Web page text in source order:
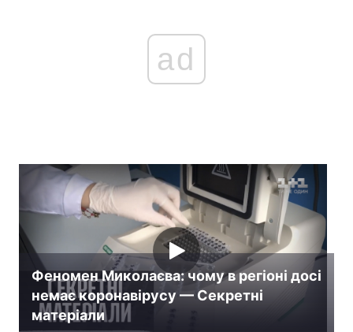
ad
Феномен Миколаєва: чому в регіоні досі
немає коронавірусу — Секретні
матеріали